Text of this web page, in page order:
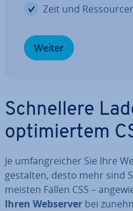
Zeit und
Weiter
Schnel­le­re
op­ti­mier­tem
Je um­fang­rei­cher Sie Ihre
gestalten, desto mehr sind
meisten Fällen CSS –
Ihren Webserver bei